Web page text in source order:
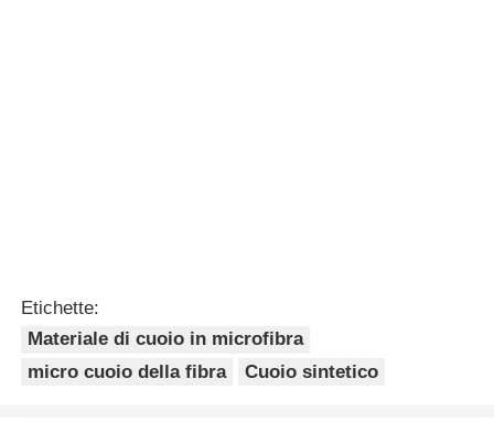
Etichette:
Materiale di cuoio in microfibra
micro cuoio della fibra
Cuoio sintetico